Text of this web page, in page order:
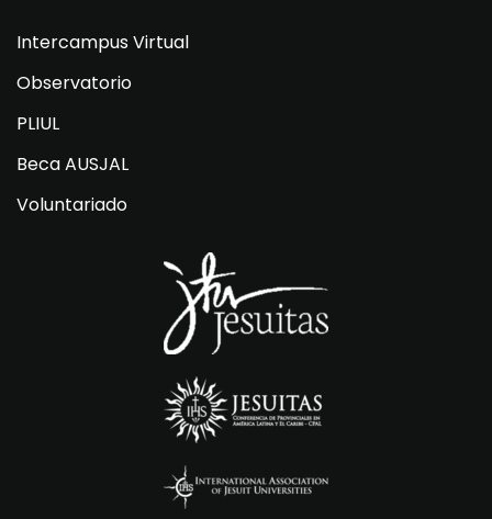
Intercampus Virtual
Observatorio
PLIUL
Beca AUSJAL
Voluntariado